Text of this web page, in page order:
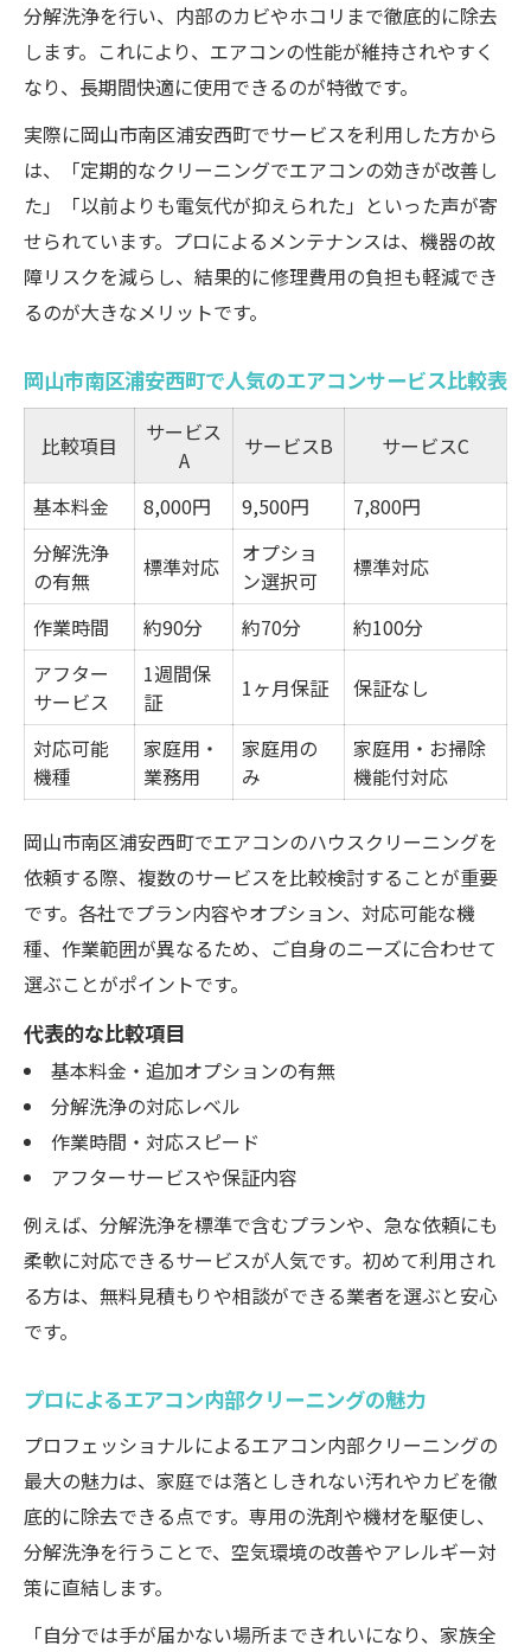
分解洗浄を行い、内部のカビやホコリまで徹底的に除去
します。これにより、エアコンの性能が維持されやすく
なり、長期間快適に使用できるのが特徴です。
実際に岡山市南区浦安西町でサービスを利用した方から
は、「定期的なクリーニングでエアコンの効きが改善し
た」「以前よりも電気代が抑えられた」といった声が寄
せられています。プロによるメンテナンスは、機器の故
障リスクを減らし、結果的に修理費用の負担も軽減でき
るのが大きなメリットです。
岡山市南区浦安西町で人気のエアコンサービス比較表
比較項目
サービス
A
サービスB サービスC
基本料金 8,000円 9,500円
7,800円
分解洗浄
の有無
標準対応
オプショ
ン選択可
標準対応
作業時間 約90分 約70分
約100分
アフター
サービス
1週間保
証
1ヶ月保証 保証なし
対応可能
機種
家庭用・
業務用
家庭用の
み
家庭用・お掃除
機能付対応
岡山市南区浦安西町でエアコンのハウスクリーニングを
依頼する際、複数のサービスを比較検討することが重要
です。各社でプラン内容やオプション、対応可能な機
種、作業範囲が異なるため、ご自身のニーズに合わせて
選ぶことがポイントです。
代表的な比較項目
基本料金・追加オプションの有無
分解洗浄の対応レベル
作業時間・対応スピード
アフターサービスや保証内容
例えば、分解洗浄を標準で含むプランや、急な依頼にも
柔軟に対応できるサービスが人気です。初めて利用され
る方は、無料見積もりや相談ができる業者を選ぶと安心
です。
プロによるエアコン内部クリーニングの魅力
プロフェッショナルによるエアコン内部クリーニングの
最大の魅力は、家庭では落としきれない汚れやカビを徹
底的に除去できる点です。専用の洗剤や機材を駆使し、
分解洗浄を行うことで、空気環境の改善やアレルギー対
策に直結します。
「自分では手が届かない場所まできれいになり、家族全